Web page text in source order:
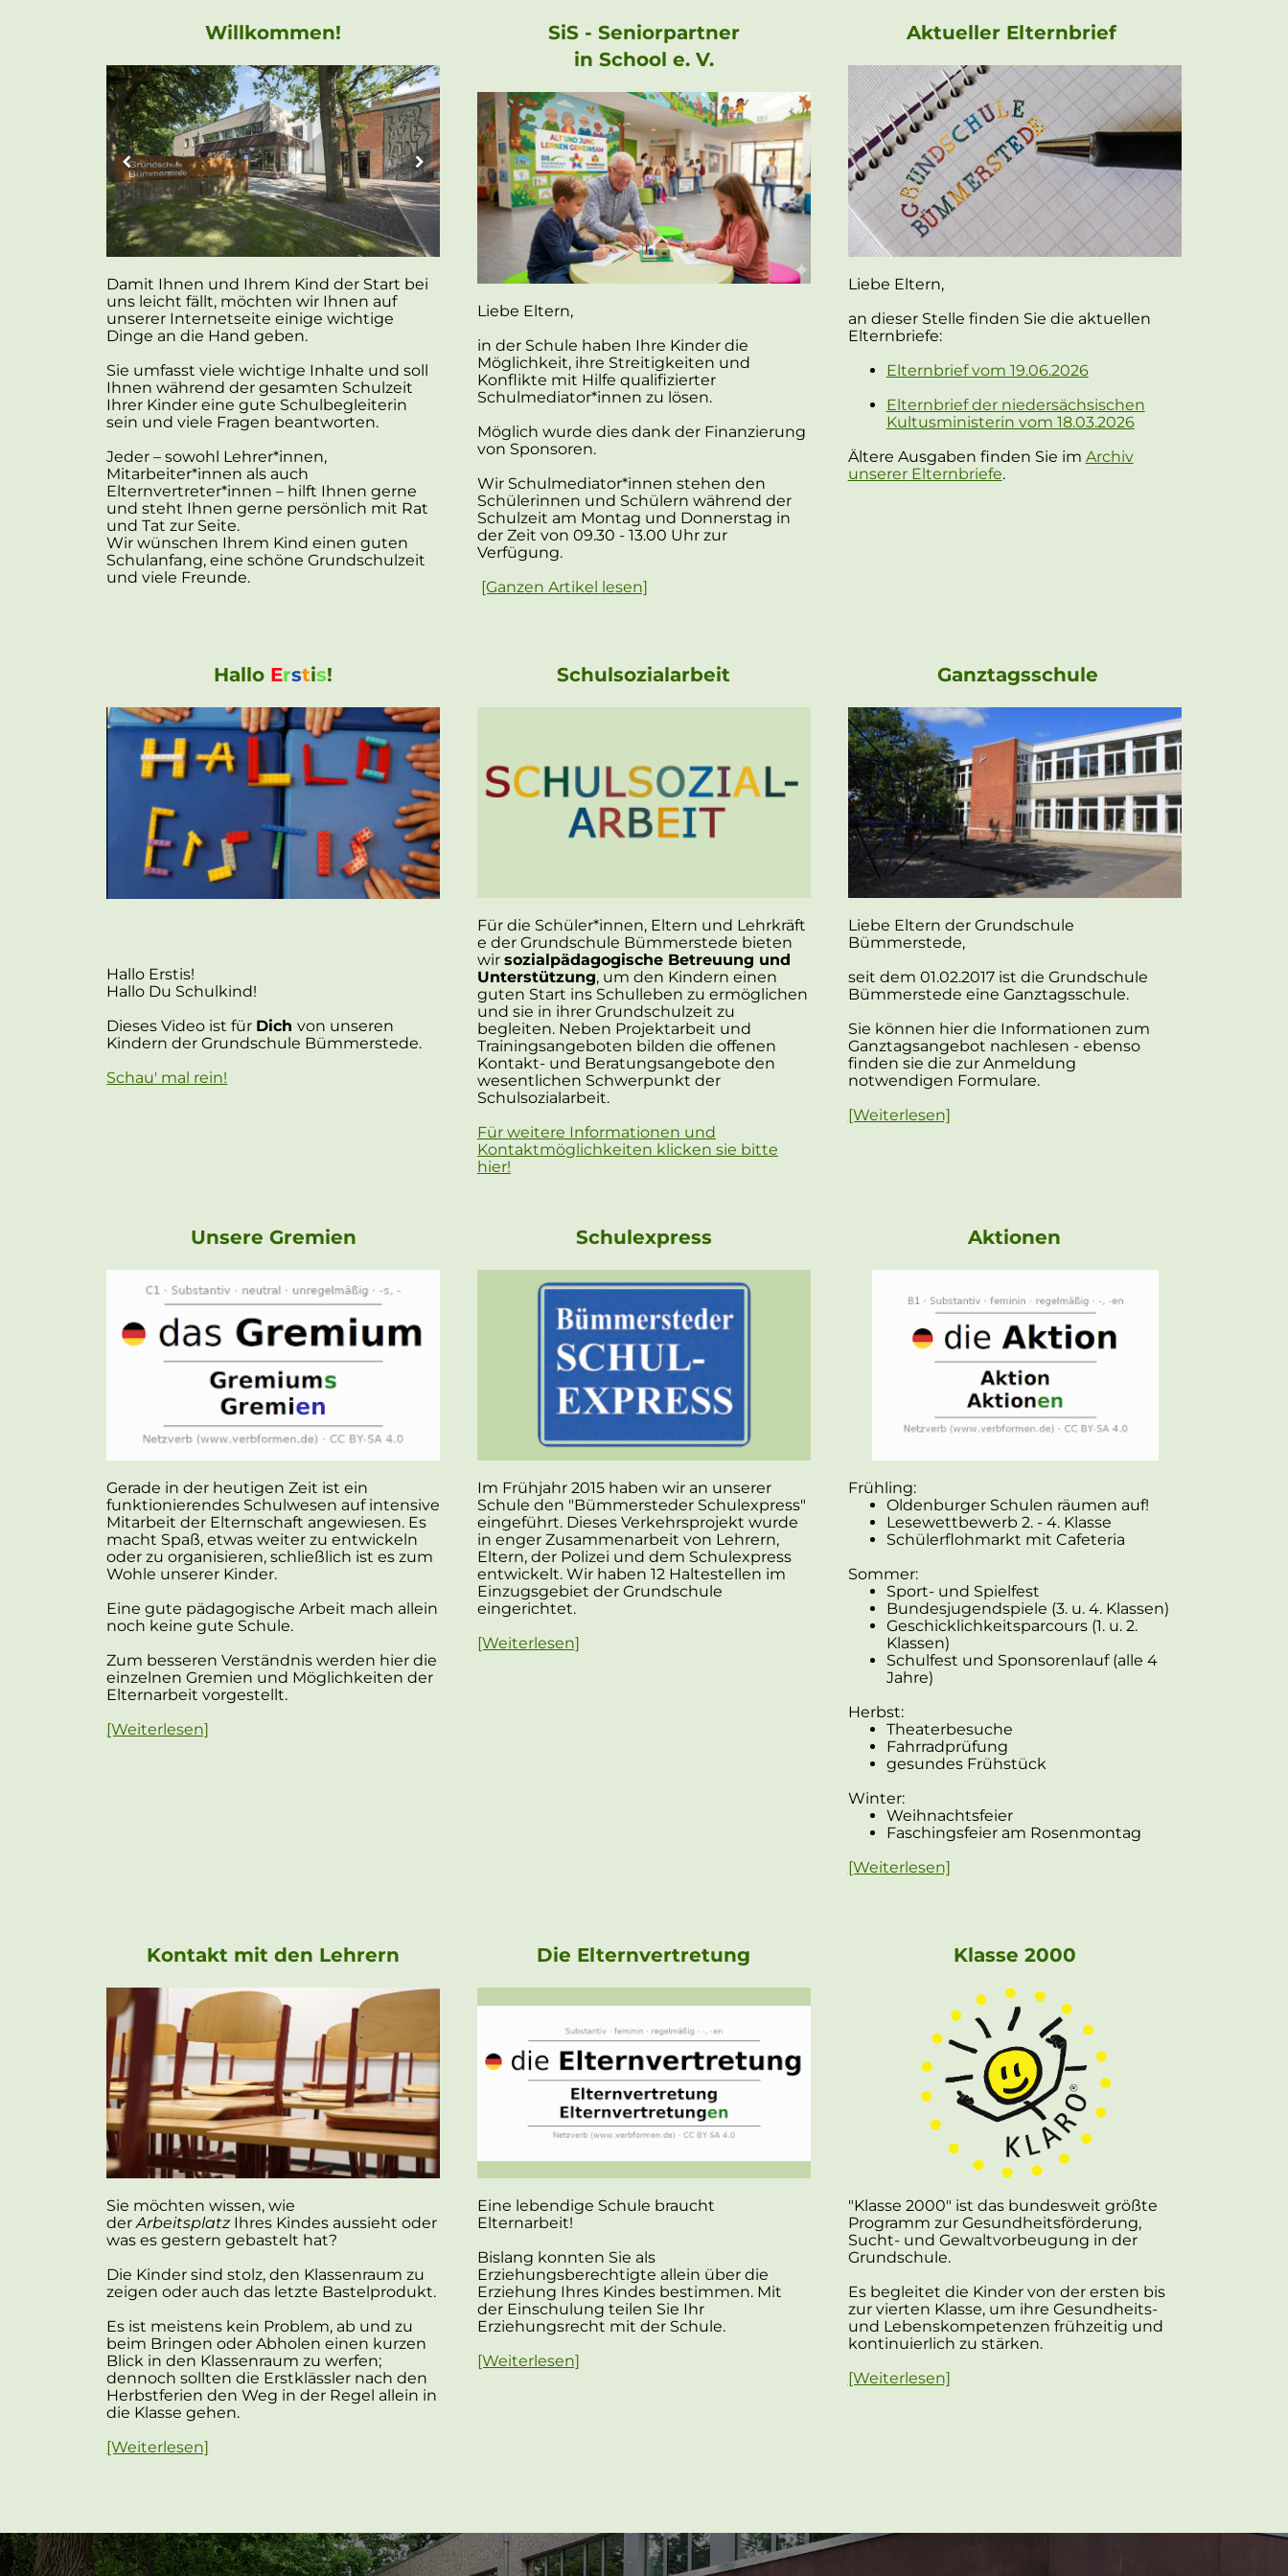
Willkommen!
Damit Ihnen und Ihrem Kind der Start bei
uns leicht fällt, möchten wir Ihnen auf
unserer Internetseite einige wichtige
Dinge an die Hand geben.
Sie umfasst viele wichtige Inhalte und soll
Ihnen während der gesamten Schulzeit
Ihrer Kinder eine gute Schulbegleiterin
sein und viele Fragen beantworten.
Jeder – sowohl Lehrer*innen,
Mitarbeiter*innen als auch
Elternvertreter*innen – hilft Ihnen gerne
und steht Ihnen gerne persönlich mit Rat
und Tat zur Seite.
Wir wünschen Ihrem Kind einen guten
Schulanfang, eine schöne Grundschulzeit
und viele Freunde.
SiS - Seniorpartner
in School e. V.
Liebe Eltern,
in der Schule haben Ihre Kinder die
Möglichkeit, ihre Streitigkeiten und
Konflikte mit Hilfe qualifizierter
Schulmediator*innen zu lösen.
Möglich wurde dies dank der Finanzierung
von Sponsoren.
Wir Schulmediator*innen stehen den
Schülerinnen und Schülern während der
Schulzeit am Montag und Donnerstag in
der Zeit von 09.30 - 13.00 Uhr zur
Verfügung.
[Ganzen Artikel lesen]
Aktueller Elternbrief
Liebe Eltern,
an dieser Stelle finden Sie die aktuellen
Elternbriefe:
Elternbrief vom 19.06.2026
Elternbrief der niedersächsischen
Kultusministerin vom 18.03.2026
Ältere Ausgaben finden Sie im Archiv
unserer Elternbriefe.
Hallo Erstis!
Hallo Erstis!
Hallo Du Schulkind!
Dieses Video ist für Dichvon unseren
Kindern der Grundschule Bümmerstede.
Schau' mal rein!
Schulsozialarbeit
Für die Schüler*innen, Eltern und Lehrkräft
e der Grundschule Bümmerstede bieten
wir sozialpädagogische Betreuung und
Unterstützung, um den Kindern einen
guten Start ins Schulleben zu ermöglichen
und sie in ihrer Grundschulzeit zu
begleiten. Neben Projektarbeit und
Trainingsangeboten bilden die offenen
Kontakt- und Beratungsangebote den
wesentlichen Schwerpunkt der
Schulsozialarbeit.
Für weitere Informationen und
Kontaktmöglichkeiten klicken sie bitte
hier!
Ganztagsschule
Liebe Eltern der Grundschule
Bümmerstede,
seit dem 01.02.2017 ist die Grundschule
Bümmerstede eine Ganztagsschule.
Sie können hier die Informationen zum
Ganztagsangebot nachlesen - ebenso
finden sie die zur Anmeldung
notwendigen Formulare.
[Weiterlesen]
Unsere Gremien
Gerade in der heutigen Zeit ist ein
funktionierendes Schulwesen auf intensive
Mitarbeit der Elternschaft angewiesen. Es
macht Spaß, etwas weiter zu entwickeln
oder zu organisieren, schließlich ist es zum
Wohle unserer Kinder.
Eine gute pädagogische Arbeit mach allein
noch keine gute Schule.
Zum besseren Verständnis werden hier die
einzelnen Gremien und Möglichkeiten der
Elternarbeit vorgestellt.
[Weiterlesen]
Schulexpress
Im Frühjahr 2015 haben wir an unserer
Schule den "Bümmersteder Schulexpress"
eingeführt. Dieses Verkehrsprojekt wurde
in enger Zusammenarbeit von Lehrern,
Eltern, der Polizei und dem Schulexpress
entwickelt. Wir haben 12 Haltestellen im
Einzugsgebiet der Grundschule
eingerichtet.
[Weiterlesen]
Aktionen
Frühling:
Oldenburger Schulen räumen auf!
Lesewettbewerb 2. - 4. Klasse
Schülerflohmarkt mit Cafeteria
Sommer:
Sport- und Spielfest
Bundesjugendspiele (3. u. 4. Klassen)
Geschicklichkeitsparcours (1. u. 2.
Klassen)
Schulfest und Sponsorenlauf (alle 4
Jahre)
Herbst:
Theaterbesuche
Fahrradprüfung
gesundes Frühstück
Winter:
Weihnachtsfeier
Faschingsfeier am Rosenmontag
[Weiterlesen]
Kontakt mit den Lehrern
Sie möchten wissen, wie
derArbeitsplatz Ihres Kindes aussieht oder
was es gestern gebastelt hat?
Die Kinder sind stolz, den Klassenraum zu
zeigen oder auch das letzte Bastelprodukt.
Es ist meistens kein Problem, ab und zu
beim Bringen oder Abholen einen kurzen
Blick in den Klassenraum zu werfen;
dennoch sollten die Erstklässler nach den
Herbstferien den Weg in der Regel allein in
die Klasse gehen.
[Weiterlesen]
Die Elternvertretung
Eine lebendige Schule braucht
Elternarbeit!
Bislang konnten Sie als
Erziehungsberechtigte allein über die
Erziehung Ihres Kindes bestimmen. Mit
der Einschulung teilen Sie Ihr
Erziehungsrecht mit der Schule.
[Weiterlesen]
Klasse 2000
"Klasse 2000" ist das bundesweit größte
Programm zur Gesundheitsförderung,
Sucht- und Gewaltvorbeugung in der
Grundschule.
Es begleitet die Kinder von der ersten bis
zur vierten Klasse, um ihre Gesundheits-
und Lebenskompetenzen frühzeitig und
kontinuierlich zu stärken.
[Weiterlesen]